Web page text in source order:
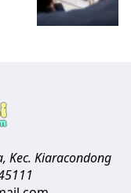
Kec. Kiaracondong